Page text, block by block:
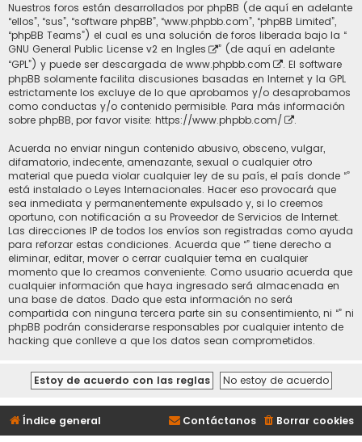
Nuestros foros están desarrollados por phpBB (de aquí en adelante
“ellos”, “sus”, “software phpBB”, “www.phpbb.com”, “phpBB Limited”,
“phpBB Teams”) el cual es una solución de foros liberada bajo la “
GNU General Public License v2 en Ingles
” (de aquí en adelante
“GPL”) y puede ser descargada de www.phpbb.com
. El software
phpBB solamente facilita discusiones basadas en Internet y la GPL
estrictamente los excluye de lo que aprobamos y/o desaprobamos
como conductas y/o contenido permisible. Para más información
sobre phpBB, por favor visite: https://www.phpbb.com/ .
Acuerda no enviar ningun contenido abusivo, obsceno, vulgar,
difamatorio, indecente, amenazante, sexual o cualquier otro
material que pueda violar cualquier ley de su país, el país donde “”
está instalado o Leyes Internacionales. Hacer eso provocará que
sea inmediata y permanentemente expulsado y, si lo creemos
oportuno, con notificación a su Proveedor de Servicios de Internet.
Las direcciones IP de todos los envíos son registradas como ayuda
para reforzar estas condiciones. Acuerda que “” tiene derecho a
eliminar, editar, mover o cerrar cualquier tema en cualquier
momento que lo creamos conveniente. Como usuario acuerda que
cualquier información que haya ingresado será almacenada en
una base de datos. Dado que esta información no será
compartida con ninguna tercera parte sin su consentimiento, ni “” ni
phpBB podrán considerarse responsables por cualquier intento de
hacking que conlleve a que los datos sean comprometidos.
Índice general Borrar cookies
Contáctanos